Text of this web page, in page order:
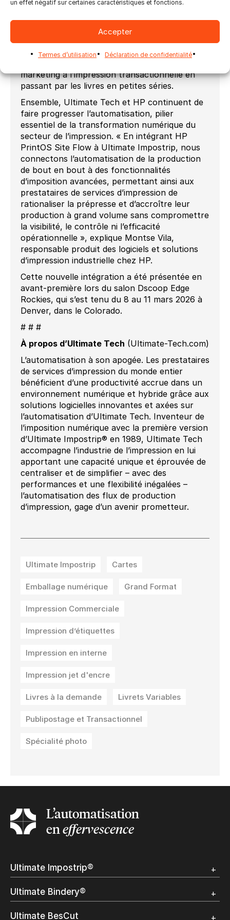
un effet négatif sur certaines caractéristiques et fonctions.
Accepter
Termes d’utilisation Déclaration de confidentialité
même les tâches d’imposition les plus
complexes. Grâce à une connexion rapide et
intuitive à HP Site Flow, cette solution est
idéale pour les environnements à haut volume,
les délais de production serrés et les besoins de
marketing à l’impression transactionnelle en
passant par les livres en petites séries.
Ensemble, Ultimate Tech et HP continuent de
faire progresser l’automatisation, pilier
essentiel de la transformation numérique du
secteur de l’impression. « En intégrant HP
PrintOS Site Flow à Ultimate Impostrip, nous
connectons l’automatisation de la production
de bout en bout à des fonctionnalités
d’imposition avancées, permettant ainsi aux
prestataires de services d’impression de
rationaliser la prépresse et d’accroître leur
production à grand volume sans compromettre
la visibilité, le contrôle ni l’efficacité
opérationnelle », explique Montse Vila,
responsable produit des logiciels et solutions
d’impression industrielle chez HP.
Cette nouvelle intégration a été présentée en
avant-première lors du salon Dscoop Edge
Rockies, qui s’est tenu du 8 au 11 mars 2026 à
Denver, dans le Colorado.
# # #
À propos d’Ultimate Tech (Ultimate-Tech.com)
L’automatisation à son apogée. Les prestataires
de services d’impression du monde entier
bénéficient d’une productivité accrue dans un
environnement numérique et hybride grâce aux
solutions logicielles innovantes et axées sur
l’automatisation d’Ultimate Tech. Inventeur de
l’imposition numérique avec la première version
d’Ultimate Impostrip® en 1989, Ultimate Tech
accompagne l’industrie de l’impression en lui
apportant une capacité unique et éprouvée de
centraliser et de simplifier – avec des
performances et une flexibilité inégalées –
l’automatisation des flux de production
d’impression, gage d’un avenir prometteur.
Ultimate Impostrip Cartes
Emballage numérique Grand Format
Impression Commerciale
Impression d’étiquettes
Impression en interne
Impression jet d'encre
Livres à la demande Livrets Variables
Publipostage et Transactionnel
Spécialité photo
L’automatisation
eneffervescence
Ultimate Impostrip®
Démo
Ultimate Bindery®
Ultimate BesCut